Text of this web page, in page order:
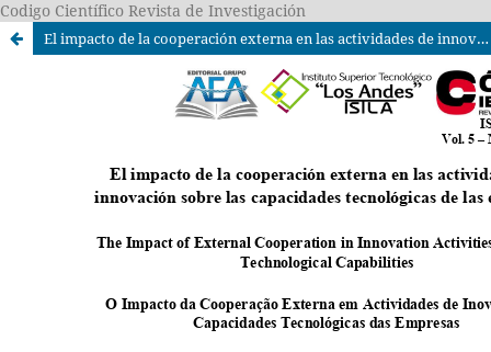
Codigo Científico Revista de Investigación
El impacto de la cooperación externa en las actividades de innovación sobre las capacidades tecnológicas de las empresas